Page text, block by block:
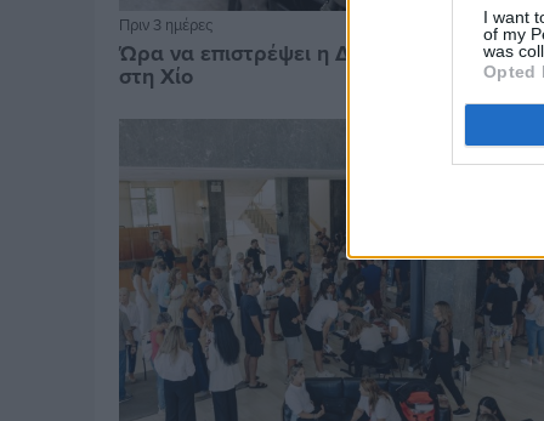
I want
of my
was
Opted
Πριν 3 ημέρες
Ώρα να επιστρέψει η Δημοτική Αστυνομία
στη Χίο